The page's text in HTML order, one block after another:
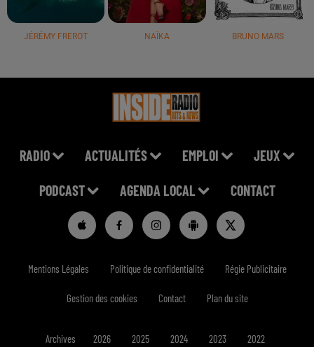
JÉRÉMY FREROT NAÏKA BRUNO MARS
RADIO ACTUALITÉS EMPLOI JEUX
PODCAST AGENDA LOCAL CONTACT
Mentions Légales Politique de confidentialité Régie Publicitaire
Gestion des cookies Contact Plan du site
Archives 2026 2025 2024 2023 2022